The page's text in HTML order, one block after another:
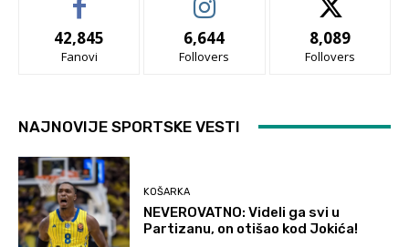
42,845
Fanovi
6,644
Follovers
8,089
Follovers
NAJNOVIJE SPORTSKE VESTI
KOŠARKA
NEVEROVATNO: Videli ga svi u
Partizanu, on otišao kod Jokića!